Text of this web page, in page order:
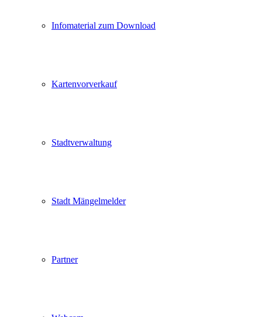
Infomaterial zum Download
Kartenvorverkauf
Stadtverwaltung
Stadt Mängelmelder
Partner